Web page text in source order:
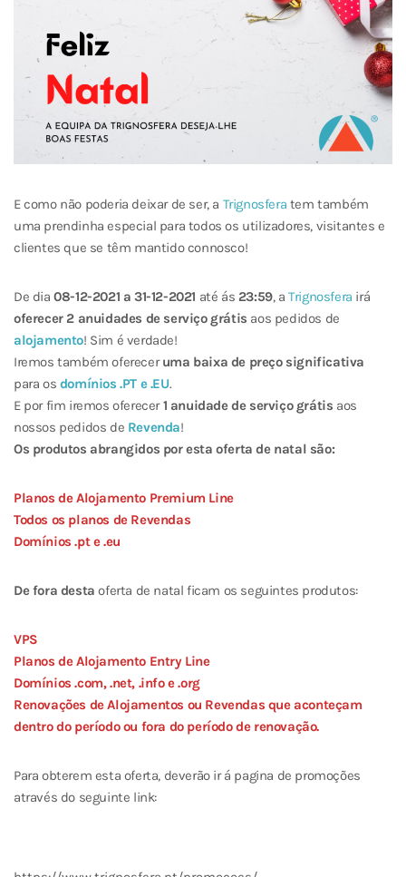
E como não poderia deixar de ser, a Trignosfera tem também
uma prendinha especial para todos os utilizadores, visitantes e
clientes que se têm mantido connosco!
De dia08-12-2021 a 31-12-2021 até ás 23:59, aTrignosfera irá
oferecer 2 anuidades de serviço grátis aos pedidos de
alojamento! Sim é verdade!
Iremos também ofereceruma baixa de preço significativa
para os domínios .PT e .EU.
E por fim iremos oferecer1 anuidade de serviço grátis aos
nossos pedidos de Revenda!
Os produtos abrangidos por esta oferta de natal são:
Planos de Alojamento Premium Line
Todos os planos de Revendas
Domínios .pt e .eu
De fora destaoferta de natal ficam os seguintes produtos:
VPS
Planos de Alojamento Entry Line
Domínios .com, .net, .info e .org
Renovações de Alojamentos ou Revendas que aconteçam
dentro do período ou fora do período de renovação.
Para obterem esta oferta, deverão ir á pagina de promoções
através do seguinte link: